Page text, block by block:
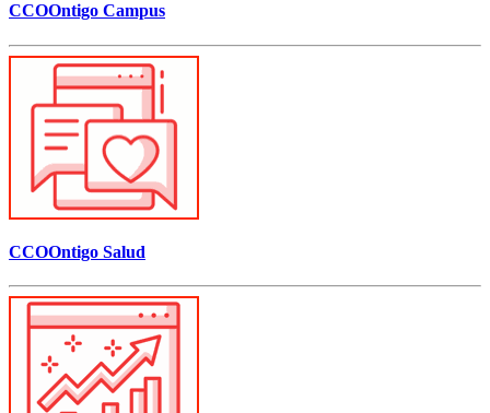
CCOOntigo Campus
CCOOntigo Salud